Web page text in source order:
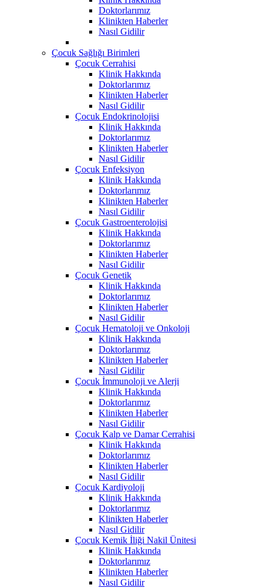
Doktorlarımız
Klinikten Haberler
Nasıl Gidilir
Çocuk Sağlığı Birimleri
Çocuk Cerrahisi
Klinik Hakkında
Doktorlarımız
Klinikten Haberler
Nasıl Gidilir
Çocuk Endokrinolojisi
Klinik Hakkında
Doktorlarımız
Klinikten Haberler
Nasıl Gidilir
Çocuk Enfeksiyon
Klinik Hakkında
Doktorlarımız
Klinikten Haberler
Nasıl Gidilir
Çocuk Gastroenterolojisi
Klinik Hakkında
Doktorlarımız
Klinikten Haberler
Nasıl Gidilir
Çocuk Genetik
Klinik Hakkında
Doktorlarımız
Klinikten Haberler
Nasıl Gidilir
Çocuk Hematoloji ve Onkoloji
Klinik Hakkında
Doktorlarımız
Klinikten Haberler
Nasıl Gidilir
Çocuk İmmunoloji ve Alerji
Klinik Hakkında
Doktorlarımız
Klinikten Haberler
Nasıl Gidilir
Çocuk Kalp ve Damar Cerrahisi
Klinik Hakkında
Doktorlarımız
Klinikten Haberler
Nasıl Gidilir
Çocuk Kardiyoloji
Klinik Hakkında
Doktorlarımız
Klinikten Haberler
Nasıl Gidilir
Çocuk Kemik İliği Nakil Ünitesi
Klinik Hakkında
Doktorlarımız
Klinikten Haberler
Nasıl Gidilir